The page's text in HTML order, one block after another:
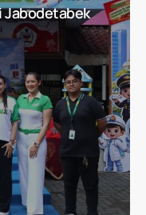
Jabodetabek